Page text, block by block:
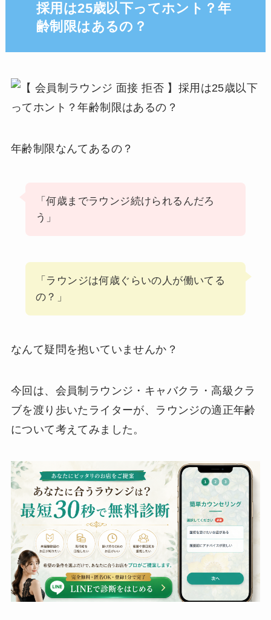
採用は25歳以下ってホント？年
齢制限はあるの？
年齢制限なんてあるの？
「何歳までラウンジ続けられるんだろ
う」
「ラウンジは何歳ぐらいの人が働いてる
の？」
なんて疑問を抱いていませんか？
今回は、会員制ラウンジ・キャバクラ・高級クラ
ブを渡り歩いたライターが、ラウンジの適正年齢
について考えてみました。